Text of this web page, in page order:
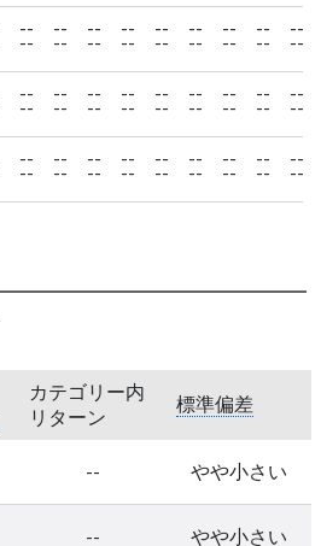
--
--
--
--
--
--
--
--
--
--
--
--
--
--
--
--
--
--
--
--
--
--
--
--
--
--
--
--
--
--
--
--
--
--
--
--
--
--
--
--
--
--
--
--
--
--
--
--
--
--
--
--
--
--
カテゴリー内
リターン
標準偏差
-- やや小さい
-- やや小さい